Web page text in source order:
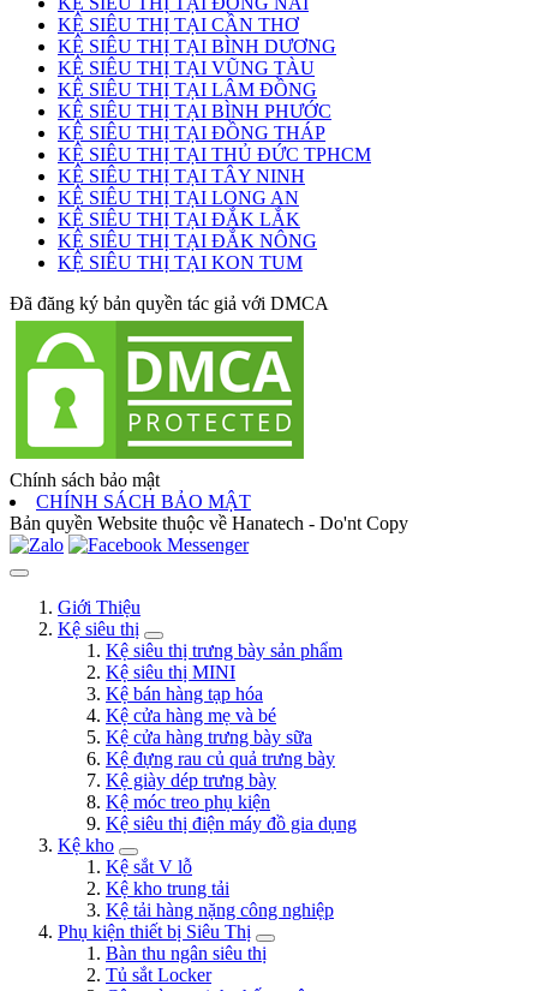
KỆ SIÊU THỊ TẠI CẦN THƠ
KỆ SIÊU THỊ TẠI BÌNH DƯƠNG
KỆ SIÊU THỊ TẠI VŨNG TÀU
KỆ SIÊU THỊ TẠI LÂM ĐỒNG
KỆ SIÊU THỊ TẠI BÌNH PHƯỚC
KỆ SIÊU THỊ TẠI ĐỒNG THÁP
KỆ SIÊU THỊ TẠI THỦ ĐỨC TPHCM
KỆ SIÊU THỊ TẠI TÂY NINH
KỆ SIÊU THỊ TẠI LONG AN
KỆ SIÊU THỊ TẠI ĐẮK LẮK
KỆ SIÊU THỊ TẠI ĐẮK NÔNG
KỆ SIÊU THỊ TẠI KON TUM
Đã đăng ký bản quyền tác giả với DMCA
Chính sách bảo mật
CHÍNH SÁCH BẢO MẬT
Bản quyền Website thuộc về Hanatech - Do'nt Copy
Giới Thiệu
Kệ siêu thị
Kệ siêu thị trưng bày sản phẩm
Kệ siêu thị MINI
Kệ bán hàng tạp hóa
Kệ cửa hàng mẹ và bé
Kệ cửa hàng trưng bày sữa
Kệ đựng rau củ quả trưng bày
Kệ giày dép trưng bày
Kệ móc treo phụ kiện
Kệ siêu thị điện máy đồ gia dụng
Kệ kho
Kệ sắt V lỗ
Kệ kho trung tải
Kệ tải hàng nặng công nghiệp
Phụ kiện thiết bị Siêu Thị
Bàn thu ngân siêu thị
Tủ sắt Locker